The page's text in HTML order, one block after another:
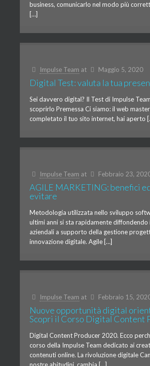
business, comunicarlo nel modo più
[…]
Impulse Team at Maggio 5, 2020
Digital Test: valuta la tua
Sei davvero digital? Il Test di Impulse
scoprirlo Premessa Ci siamo: il web
completato il tuo sito internet, hai aperto
Impulse Team at Febbraio 23,
AGILE MARKETING: benefici
evitare
Metodologia utilizzata nello sviluppo
ultimi anni si sta rapidamente diffondendo
aziendali a supporto della gestione
innovazione digitale. Agile […]
Impulse Team at Febbraio 15,
Nuove opportunità digital
Scopri il Corso Digital Content
Digital Content Producer 2020. Ecco
corso della Impulse Team dedicato ai
contenuti online. La rivoluzione digitale